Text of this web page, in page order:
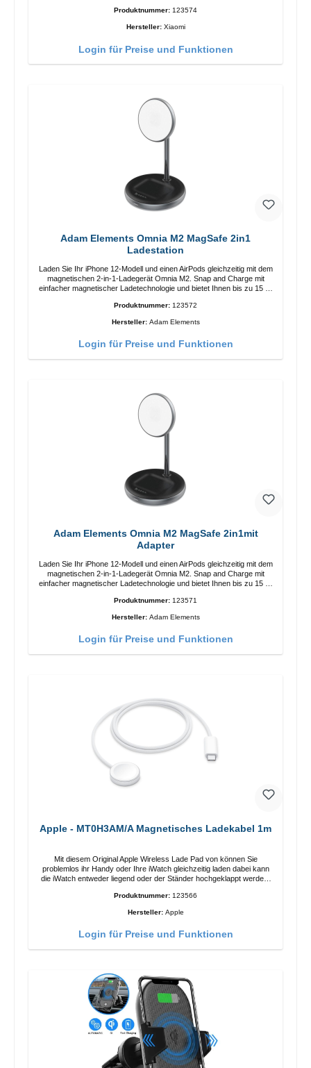
Produktnummer: 123574
Hersteller: Xiaomi
Login für Preise und Funktionen
Adam Elements Omnia M2 MagSafe 2in1
Ladestation
Laden Sie Ihr iPhone 12-Modell und einen AirPods gleichzeitig mit dem
magnetischen 2-in-1-Ladegerät Omnia M2. Snap and Charge mit
einfacher magnetischer Ladetechnologie und bietet Ihnen bis zu 15 W
ermöglicht das Design mit einstellbarem Ladewinkel eine einfache
Serie Laden Sie Ihr iPhone bequem vertikal oder horizontal auf Auf
Produktnummer: 123572
Hersteller: Adam Elements
Login für Preise und Funktionen
Adam Elements Omnia M2 MagSafe 2in1mit
Adapter
Laden Sie Ihr iPhone 12-Modell und einen AirPods gleichzeitig mit dem
magnetischen 2-in-1-Ladegerät Omnia M2. Snap and Charge mit
einfacher magnetischer Ladetechnologie und bietet Ihnen bis zu 15 W
ermöglicht das Design mit einstellbarem Ladewinkel eine einfache
Serie Laden Sie Ihr iPhone bequem vertikal oder horizontal auf Auf
Produktnummer: 123571
Hersteller: Adam Elements
Login für Preise und Funktionen
Apple - MT0H3AM/A Magnetisches Ladekabel 1m
Mit diesem Original Apple Wireless Lade Pad von können Sie
problemlos ihr Handy oder Ihre iWatch gleichzeitig laden dabei kann
die iWatch entweder liegend oder der Ständer hochgeklappt werden.
Produktnummer: 123566
Hersteller: Apple
Login für Preise und Funktionen